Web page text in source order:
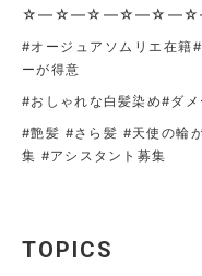
#オージュアソムリエ在籍
ーが得意
#おしゃれな白髪染め#ダメ
#艶髪 #さら髪 #天使の輪
集 #アシスタント募集
TOPICS